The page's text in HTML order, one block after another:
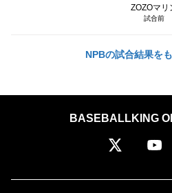
ZOZOマリ
試合前
NPBの試合結果を
BASEBALLKING